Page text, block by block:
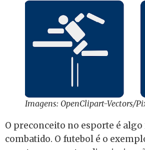
Imagens: OpenClipart-Vectors/
O preconceito no esporte é
combatido. O futebol é o